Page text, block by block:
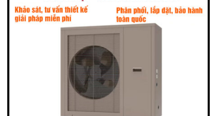
wishlist